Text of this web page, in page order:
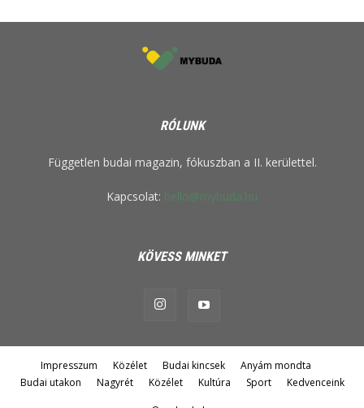
RÓLUNK
Független budai magazin, fókuszban a II. kerülettel.
Kapcsolat: hello@mybuda.hu
KÖVESS MINKET
Impresszum Közélet Budai kincsek
Anyám mondta
Budai utakon
Nagyrét Közélet Kultúra Sport Kedvenceink